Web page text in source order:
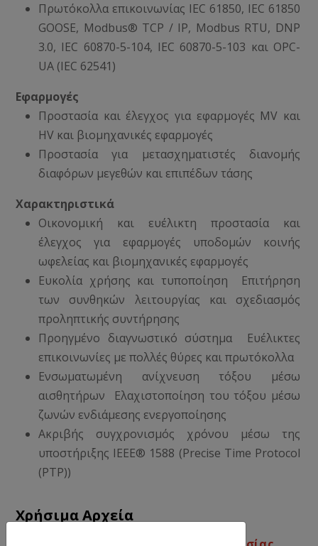
Πρωτόκολλα επικοινωνίας IEC 61850, IEC 61850
GOOSE, Modbus® TCP / IP, Modbus RTU, DNP
3.0, IEC 60870-5-104, IEC 60870-5-103 και OPC-
UA (IEC 62541)
Εφαρμογές
Προστασία και έλεγχος για εφαρμογές MV και
HV και βιομηχανικές εφαρμογές
Προστασία για μετασχηματιστές διανομής
διαφόρων μεγεθών και επιπέδων τάσης
Χαρακτηριστικά
Οικονομική και ευέλικτη προστασία και
έλεγχος για εφαρμογές υποδομών κοινής
ωφελείας και βιομηχανικές εφαρμογές
Ευκολία χρήσης και τυποποίηση Επιτήρηση
των συνθηκών λειτουργίας και σχεδιασμός
προληπτικής συντήρησης
Προηγμένο διαγνωστικό σύστημα Ευέλικτες
επικοινωνίες με πολλές θύρες και πρωτόκολλα
Ενσωματωμένη ανίχνευση τόξου μέσω
αισθητήρων Ελαχιστοποίηση του τόξου μέσω
ζωνών ενδιάμεσης ενεργοποίησης
Ακριβής συγχρονισμός χρόνου μέσω της
υποστήριξης IEEE® 1588 (Precise Time Protocol
(PTP))
Χρήσιμα Αρχεία